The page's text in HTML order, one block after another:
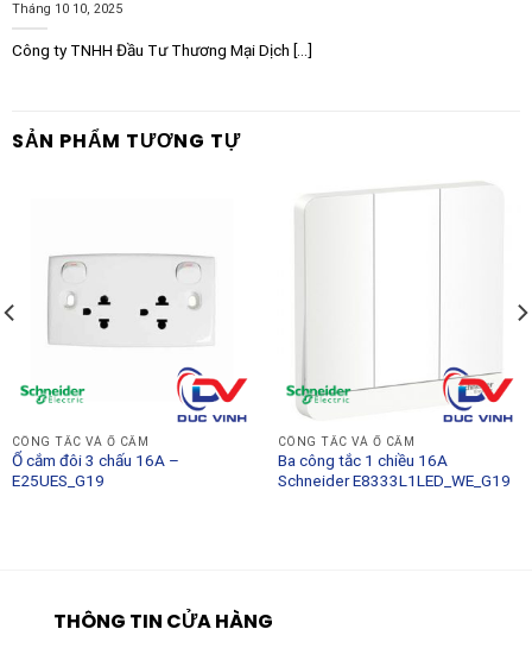
Tháng 10 10, 2025
Công ty TNHH Đầu Tư Thương Mại Dịch [...]
SẢN PHẨM TƯƠNG TỰ
CÔNG TẮC VÀ Ổ CẮM
Ổ cắm đôi 3 chấu 16A –
E25UES_G19
CÔNG TẮC VÀ Ổ CẮM
Ba công tắc 1 chiều 16A
Schneider E8333L1LED_WE_G19
THÔNG TIN CỬA HÀNG